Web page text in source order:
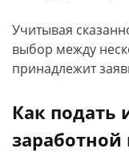
Учитывая
выбор между
принадлежит
Как подать